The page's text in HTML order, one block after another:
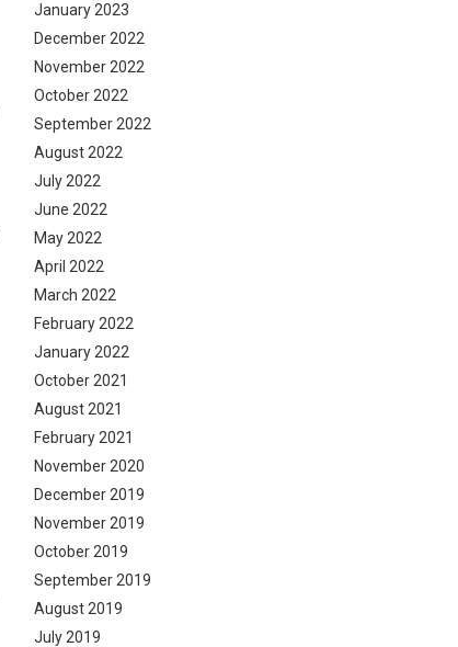
January 2023
December 2022
November 2022
October 2022
September 2022
August 2022
July 2022
June 2022
May 2022
April 2022
March 2022
February 2022
January 2022
October 2021
August 2021
February 2021
November 2020
December 2019
November 2019
October 2019
September 2019
August 2019
July 2019